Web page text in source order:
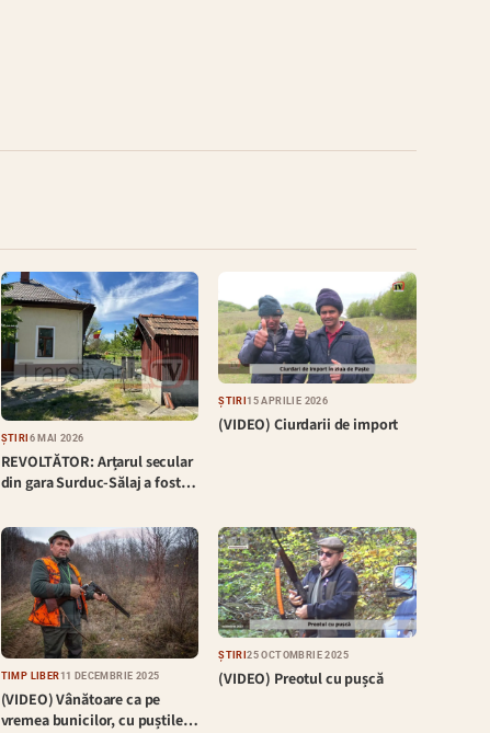
ȘTIRI 6 MAI 2026
REVOLTĂTOR: Arțarul secular
din gara Surduc-Sălaj a fost…
ȘTIRI15 APRILIE 2026
(VIDEO) Ciurdarii de import
TIMP LIBER11 DECEMBRIE 2025
(VIDEO) Vânătoare ca pe
vremea bunicilor, cu puștile…
ȘTIRI25 OCTOMBRIE 2025
(VIDEO) Preotul cu pușcă